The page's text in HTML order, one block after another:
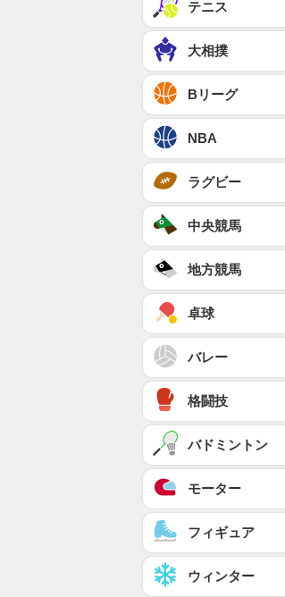
テニス
大相撲
Bリーグ
NBA
ラグビー
中央競馬
地方競馬
卓球
バレー
格闘技
バドミントン
モーター
フィギュア
ウィンター